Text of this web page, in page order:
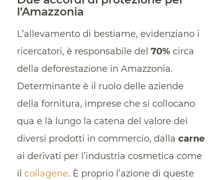
l’Amazzonia
L’allevamento di bestiame, evidenziano i
ricercatori, è responsabile del 70%circa
della deforestazione in Amazzonia.
Determinante è il ruolo delle aziende
della fornitura, imprese che si collocano
qua e là lungo la catena del valore dei
diversi prodotti in commercio, dalla carne
ai derivati per l’industria cosmetica come
il collagene. È proprio l’azione di queste